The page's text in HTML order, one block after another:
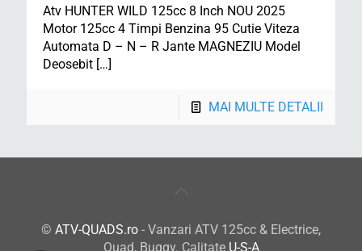
Atv HUNTER WILD 125cc 8 Inch NOU 2025
Motor 125cc 4 Timpi Benzina 95 Cutie Viteza
Automata D – N – R Jante MAGNEZIU Model
Deosebit […]
MAI MULTE DETALII
© ATV-QUADS.ro - Vanzari ATV 125cc & Electrice,
Quad, Buggy. Calitate U-S-A